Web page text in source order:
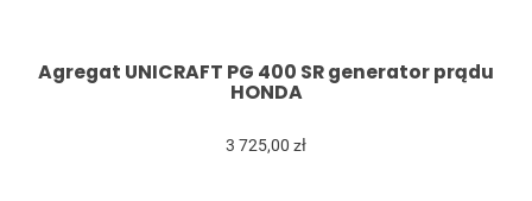
Agregat UNICRAFT PG 400 SR generator prądu
HONDA
3 725,00 zł